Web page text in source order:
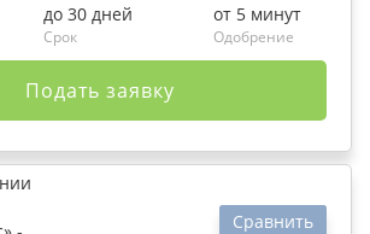
до 30 дней
Срок
от 5 минут
Одобрение
Подать заявку
Сравнить